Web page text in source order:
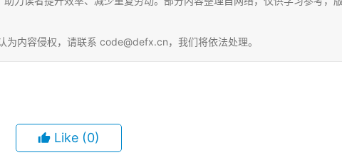
内容侵权，请联系 code@defx.cn，我们将依法处理。
Like (0)